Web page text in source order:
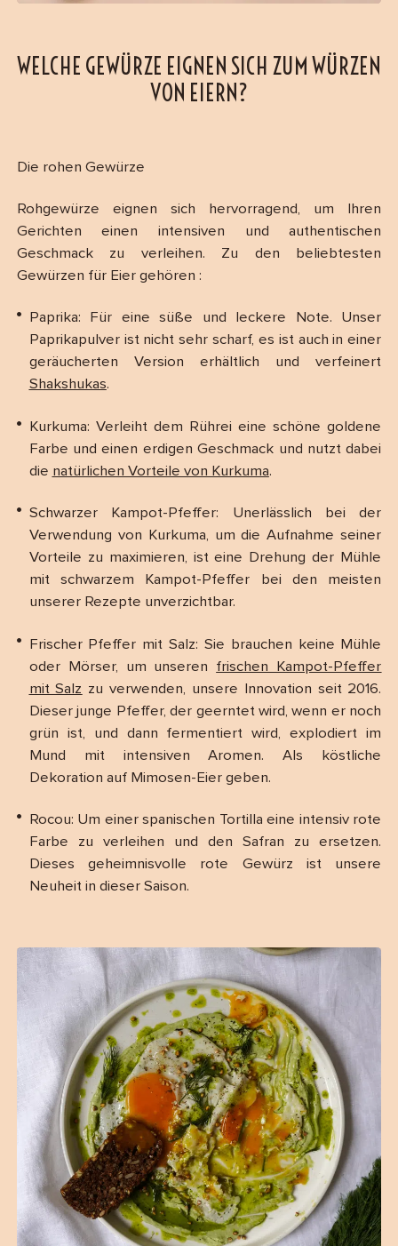
WELCHE GEWÜRZE EIGNEN SICH ZUM WÜRZEN
VON EIERN?
Die rohen Gewürze
Rohgewürze eignen sich hervorragend, um Ihren
Gerichten einen intensiven und authentischen
Geschmack zu verleihen. Zu den beliebtesten
Gewürzen für Eier gehören :
Paprika: Für eine süße und leckere Note. Unser
Paprikapulver ist nicht sehr scharf, es ist auch in einer
geräucherten Version erhältlich und verfeinert
Shakshukas.
Kurkuma: Verleiht dem Rührei eine schöne goldene
Farbe und einen erdigen Geschmack und nutzt dabei
die natürlichen Vorteile von Kurkuma.
Schwarzer Kampot-Pfeffer: Unerlässlich bei der
Verwendung von Kurkuma, um die Aufnahme seiner
Vorteile zu maximieren, ist eine Drehung der Mühle
mit schwarzem Kampot-Pfeffer bei den meisten
unserer Rezepte unverzichtbar.
Frischer Pfeffer mit Salz: Sie brauchen keine Mühle
oder Mörser, um unseren frischen Kampot-Pfeffer
mit Salz zu verwenden, unsere Innovation seit 2016.
Dieser junge Pfeffer, der geerntet wird, wenn er noch
grün ist, und dann fermentiert wird, explodiert im
Mund mit intensiven Aromen. Als köstliche
Dekoration auf Mimosen-Eier geben.
Rocou: Um einer spanischen Tortilla eine intensiv rote
Farbe zu verleihen und den Safran zu ersetzen.
Dieses geheimnisvolle rote Gewürz ist unsere
Neuheit in dieser Saison.